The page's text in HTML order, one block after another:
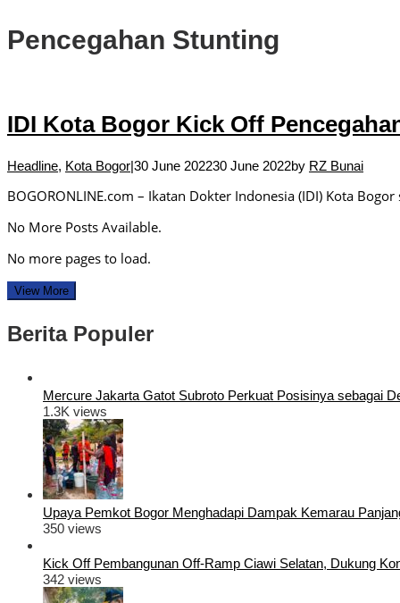
Pencegahan Stunting
IDI Kota Bogor Kick Off
Headline, Kota Bogor|30 June 202230 June 2022by RZ Bunai
BOGORONLINE.com – Ikatan Dokter Indonesia (IDI) Kota
No More Posts Available.
No more pages to load.
View More
Berita Populer
Mercure Jakarta Gatot Subroto Perkuat Posisinya sebagai
1.3K views
Upaya Pemkot Bogor Menghadapi Dampak Kemarau
350 views
Kick Off Pembangunan Off-Ramp Ciawi Selatan, Dukung
342 views